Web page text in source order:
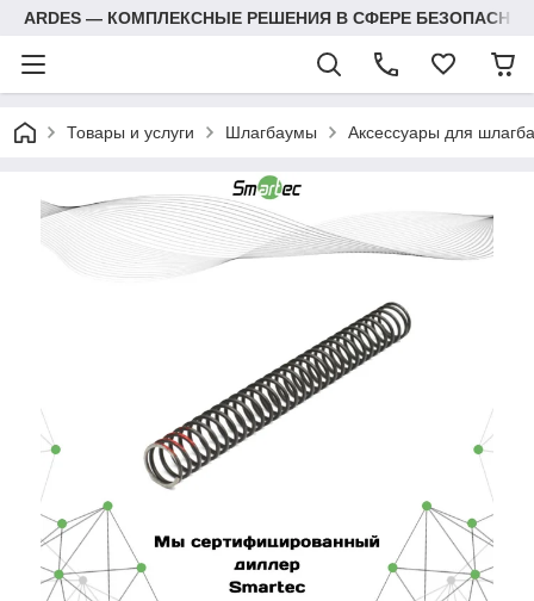
ARDES — КОМПЛЕКСНЫЕ РЕШЕНИЯ В СФЕРЕ
Товары и услуги Шлагбаумы Аксессуары для